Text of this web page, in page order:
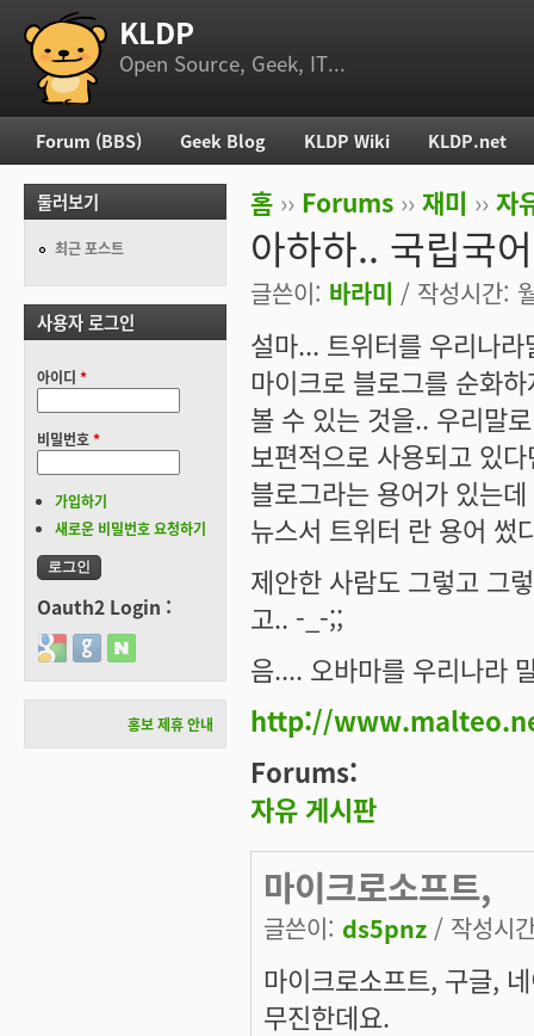
부 메뉴 KLDP
Open Source, Geek, IT...
현재 위치
홈 ›› Forums ›› 재미 ›› 자
아하하.. 국립국
글쓴이: 바라미 / 작성시간:
설마... 트위터를 우리나
마이크로 블로그를 순화
볼 수 있는 것을.. 우리말
보편적으로 사용되고 있
블로그라는 용어가 있는
뉴스서 트위터 란 용어 썼
제안한 사람도 그렇고 그
고.. -_-;;
음.... 오바마를 우리나라
http://
Forums:
자유 게시판
마이크로소프트,
글쓴이: ds5pnz / 작성시
마이크로소프트, 구글,
무진한데요.
주 메뉴
Forum (BBS) Geek Blog KLDP Wiki KLDP.net
둘러보기
최근 포스트
사용자 로그인
아이디 *
비밀번호*
가입하기
새로운 비밀번호 요청하기
Oauth2 Login :
Login with Google
Login with GitHub
Login with Naver
홍보 제휴 안내